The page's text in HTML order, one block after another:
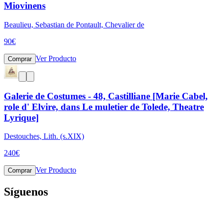
Miovinens
Beaulieu, Sebastian de Pontault, Chevalier de
90€
Comprar Ver Producto
Galerie de Costumes - 48, Castilliane [Marie Cabel,
role d' Elvire, dans Le muletier de Tolede, Theatre
Lyrique]
Destouches, Lith. (s.XIX)
240€
Comprar Ver Producto
Síguenos